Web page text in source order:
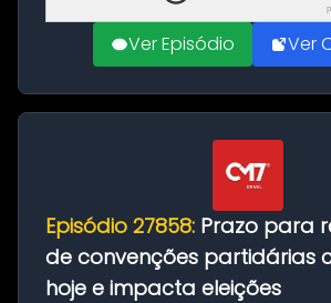
Ver Episódio Ver
Episódio 27858: Prazo para
de convenções partidárias
hoje e impacta eleições